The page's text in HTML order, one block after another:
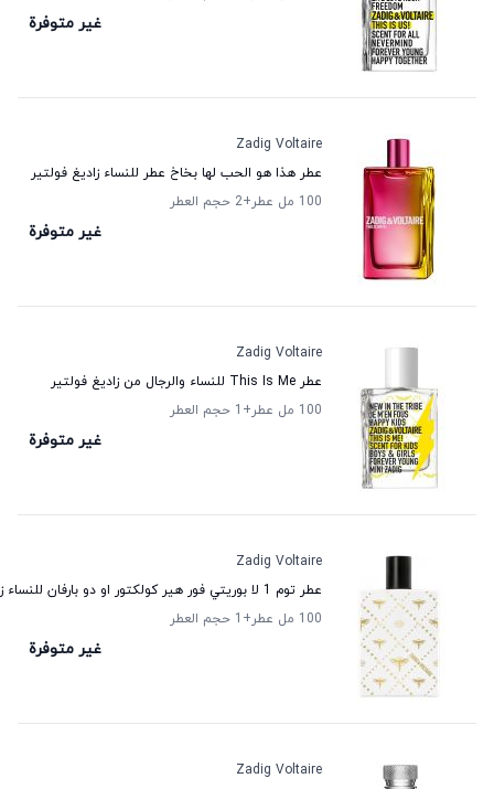
غير متوفرة
Zadig Voltaire
عطر هذا هو الحب لها بخاخ عطر للنساء زاديغ فولتير
100 مل عطر
+2 حجم العطر
غير متوفرة
Zadig Voltaire
عطر This Is Me للنساء والرجال من زاديغ فولتير
100 مل عطر
+1 حجم العطر
غير متوفرة
Zadig Voltaire
عطر توم 1 لا بوريتي فور هير كولكتور او دو بارفان للنساء زاديغ فولتير
100 مل عطر
+1 حجم العطر
غير متوفرة
Zadig Voltaire